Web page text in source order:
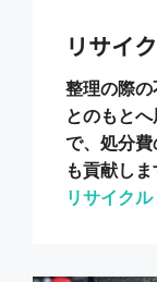
リサイ
整理の際
とのもと
で、処分
も貢献しま
リサイク